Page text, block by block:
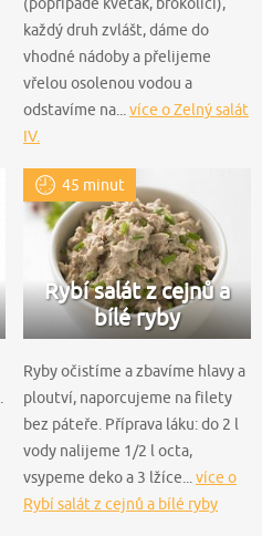
každý druh zvlášt, dáme do
vhodné nádoby a přelijeme
vřelou osolenou vodou a
odstavíme na... více o Zelný salát
IV.
45 minut
Rybí salát z cejnů a
bílé ryby
Ryby očistíme a zbavíme hlavy a
ploutví, naporcujeme na filety
bez páteře. Příprava láku: do 2 l
vody nalijeme 1/2 l octa,
vsypeme deko a 3 lžíce... více o
Rybí salát z cejnů a bílé ryby